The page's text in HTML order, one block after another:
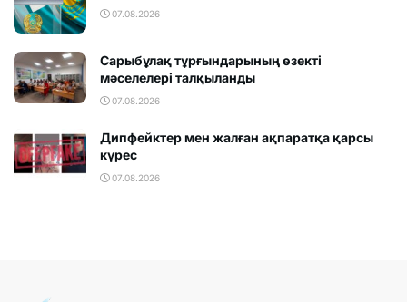
07.08.2026
Сарыбұлақ тұрғындарының өзекті
мәселелері талқыланды
07.08.2026
Дипфейктер мен жалған ақпаратқа қарсы
күрес
07.08.2026